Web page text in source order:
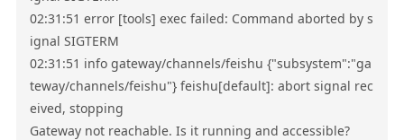
02:31:51 error [tools] exec failed: Command aborted by s
ignal SIGTERM
02:31:51 info gateway/channels/feishu {"subsystem":"ga
teway/channels/feishu"} feishu[default]: abort signal rec
eived, stopping
Gateway not reachable. Is it running and accessible?